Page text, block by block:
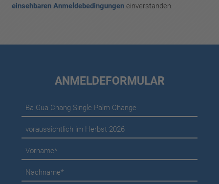
einsehbaren Anmeldebedingungeneinverstanden.
ANMELDEFORMULAR